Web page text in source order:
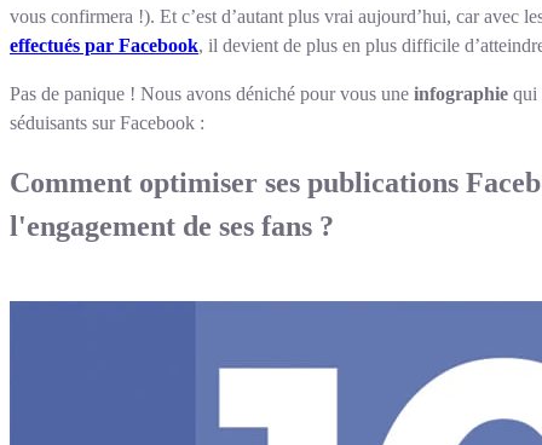
vous confirmera !). Et c’est d’autant plus vrai aujourd’hui, car avec
effectués par Facebook, il devient de plus en plus difficile
Pas de panique ! Nous avons déniché pour vous une infographie qui
séduisants sur Facebook :
Comment optimiser ses publications
l'engagement de ses fans ?